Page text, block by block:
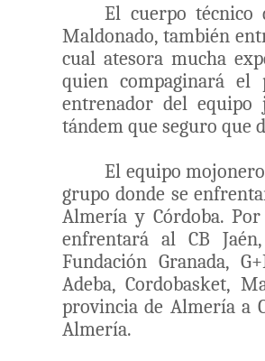
El cuerpo técnico
Maldonado, también
cual atesora mucha
quien compaginará
entrenador del
tándem que seguro que
El equipo
grupo donde se
Almería y Córdoba.
enfrentará al CB
Fundación Granada,
Adeba, Cordobasket,
provincia de Almería a
Almería.